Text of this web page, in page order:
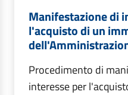
Manifestazione di
l'acquisto di un
Procedimento di
interesse per